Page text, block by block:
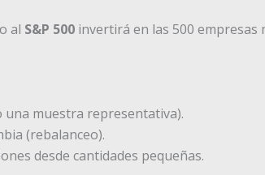
al S&P 500invertirá en las 500 empresas
una muestra representativa).
(rebalanceo).
desde cantidades pequeñas.